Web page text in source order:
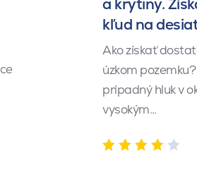
kľud na
Ako získať
úzkom
prípadný hluk v
vysokým…